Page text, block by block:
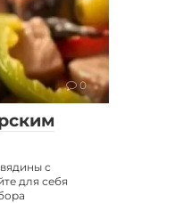
0
с
для себя